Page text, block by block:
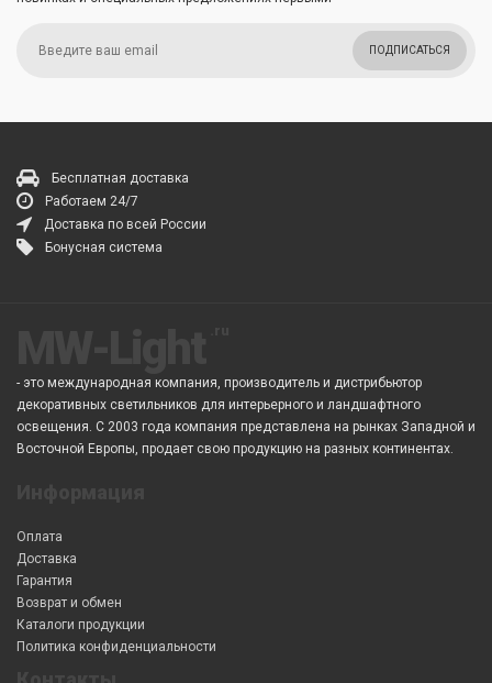
ПОДПИСАТЬСЯ
Бесплатная доставка
Работаем 24/7
Доставка по всей России
Бонусная система
- это международная компания, производитель и дистрибьютор
декоративных светильников для интерьерного и ландшафтного
освещения. С 2003 года компания представлена на рынках Западной и
Восточной Европы, продает свою продукцию на разных континентах.
Оплата
Доставка
Гарантия
Возврат и обмен
Каталоги продукции
Политика конфиденциальности